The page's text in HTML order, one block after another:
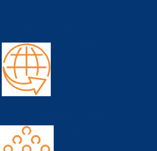
de valeur
fournisseurs
spécialisés